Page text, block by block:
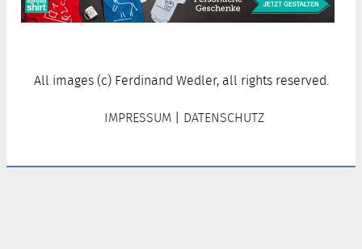
All images (c) Ferdinand Wedler, all rights reserved.
IMPRESSUM | DATENSCHUTZ